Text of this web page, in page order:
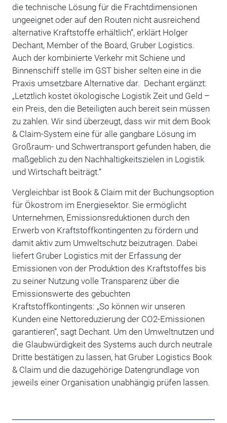
die technische Lösung für die Frachtdimensionen
ungeeignet oder auf den Routen nicht ausreichend
alternative Kraftstoffe erhältlich“, erklärt Holger
Dechant, Member of the Board, Gruber Logistics.
Auch der kombinierte Verkehr mit Schiene und
Binnenschiff stelle im GST bisher selten eine in die
Praxis umsetzbare Alternative dar. Dechant ergänzt:
„Letztlich kostet ökologische Logistik Zeit und Geld –
ein Preis, den die Beteiligten auch bereit sein müssen
zu zahlen. Wir sind überzeugt, dass wir mit dem Book
& Claim-System eine für alle gangbare Lösung im
Großraum- und Schwertransport gefunden haben, die
maßgeblich zu den Nachhaltigkeitszielen in Logistik
und Wirtschaft beiträgt.“
Vergleichbar ist Book & Claim mit der Buchungsoption
für Ökostrom im Energiesektor. Sie ermöglicht
Unternehmen, Emissionsreduktionen durch den
Erwerb von Kraftstoffkontingenten zu fördern und
damit aktiv zum Umweltschutz beizutragen. Dabei
liefert Gruber Logistics mit der Erfassung der
Emissionen von der Produktion des Kraftstoffes bis
zu seiner Nutzung volle Transparenz über die
Emissionswerte des gebuchten
Kraftstoffkontingents: „So können wir unseren
Kunden eine Nettoreduzierung der CO2-Emissionen
garantieren“, sagt Dechant. Um den Umweltnutzen und
die Glaubwürdigkeit des Systems auch durch neutrale
Dritte bestätigen zu lassen, hat Gruber Logistics Book
& Claim und die dazugehörige Datengrundlage von
jeweils einer Organisation unabhängig prüfen lassen.